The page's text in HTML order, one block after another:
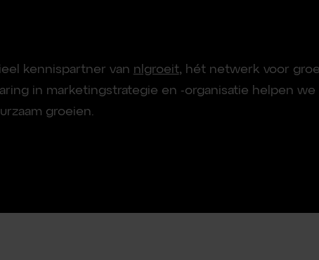
kennispartner van nlgroeit, hét netwerk voor
in marketingstrategie en -organisatie helpen
groeien.